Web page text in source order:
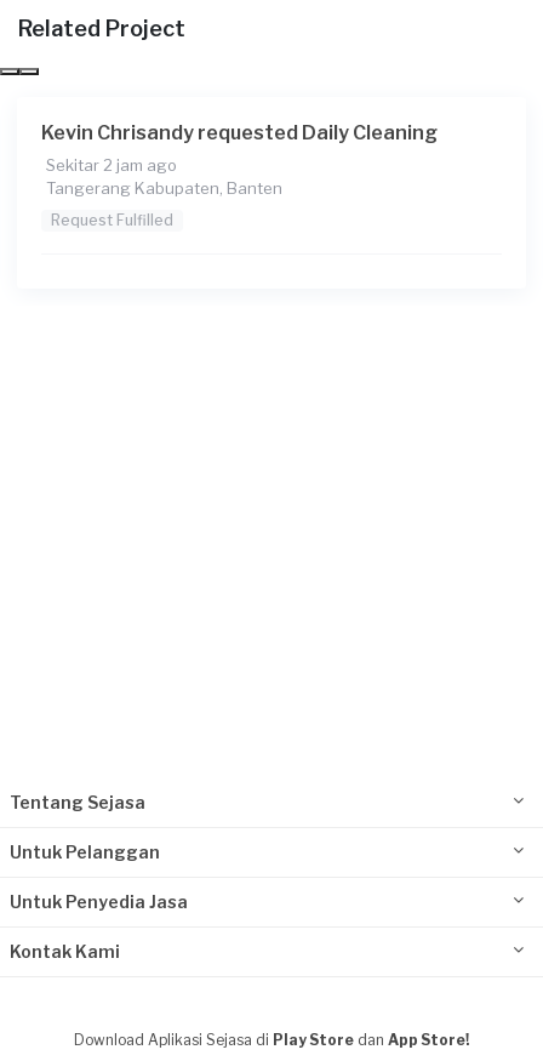
Tangerang Selatan, Banten
Oliver Susanto requested Daily Cleaning
Tangerang Kabupaten, Banten
Related Project
Kevin Chrisandy requested Daily Cleaning
Sekitar 2 jam ago
Tangerang Kabupaten, Banten
Request Fulfilled
Tentang Sejasa
Untuk Pelanggan
Untuk Penyedia Jasa
Kontak Kami
Download Aplikasi Sejasa di Play Store dan App Store!